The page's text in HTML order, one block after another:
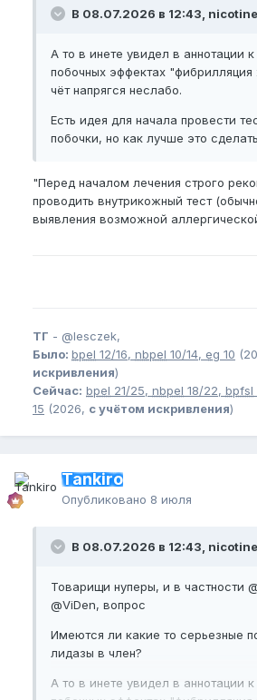
В 08.07.2026 в 12:43, nicotine
А то в инете увидел в аннотации
побочных эффектах
чёт напрягся неслабо.
Есть идея для начала провести
побочки, но как лучше это
"Перед началом лечения строго
проводить внутрикожный тест
выявления возможной
ТГ - @lesczek,
Было: bpel 12/16, nbpel 10/14, eg 10
искривления)
Сейчас: bpel 21/25, nbpel 18/22, bpfsl
15 (2026, с учётом искривления)
Tankiro
Опубликовано 8 июля
В 08.07.2026 в 12:43, nicotine
Товарищи нуперы, и в частности
@ViDen, вопрос
Имеются ли какие то серьезные
лидазы в член?
А то в инете увидел в аннотации